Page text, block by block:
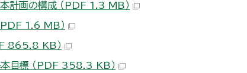
本計画の構成 （PDF 1.3 MB）
1.6 MB）
865.8 KB）
目標 （PDF 358.3 KB）